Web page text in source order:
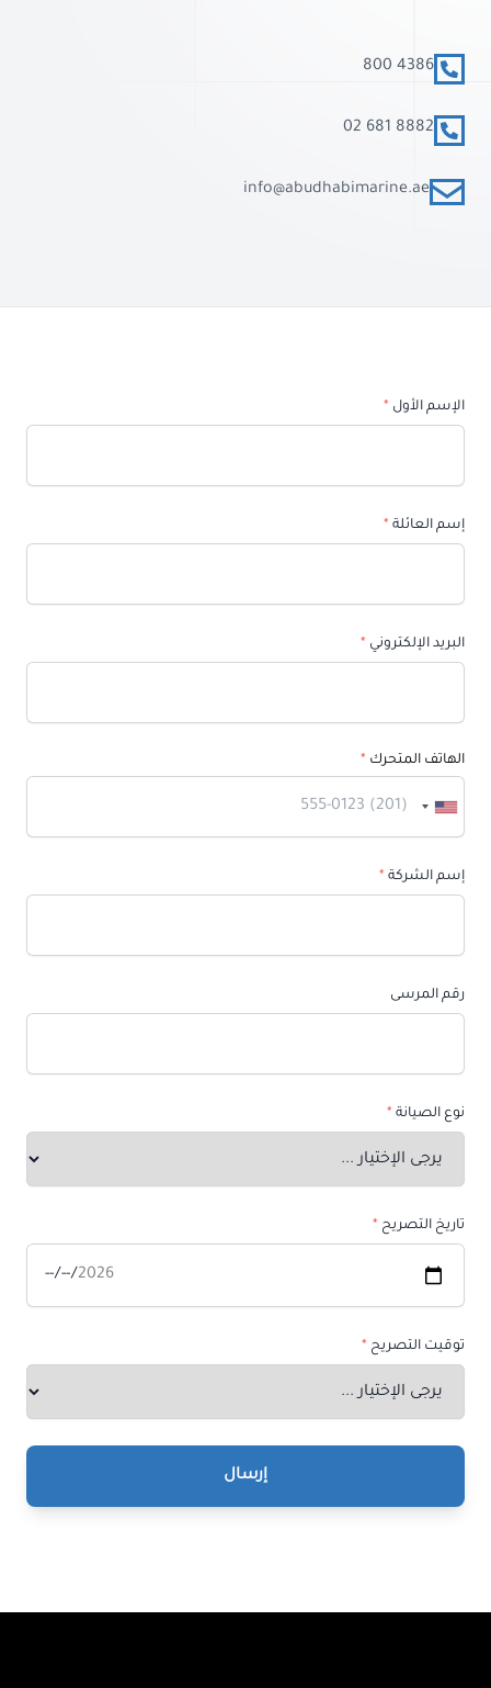
الهاتف800 4386
الهاتف02 681 8882
البريد الإلكتروني
info@abudhabimarine.ae
الإسم الأول *
إسم العائلة *
البريد الإلكتروني *
الهاتف المتحرك *
إسم الشركة *
رقم المرسى
نوع الصيانة *
تاريخ التصريح *
توقيت التصريح *
إرسال